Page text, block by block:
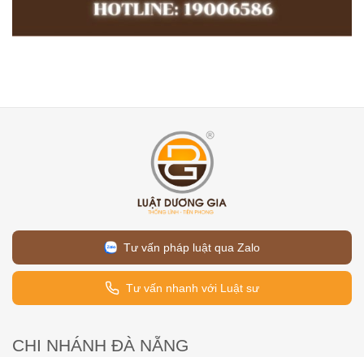
Tư vấn pháp luật qua Zalo
Tư vấn nhanh với Luật sư
CHI NHÁNH ĐÀ NẴNG